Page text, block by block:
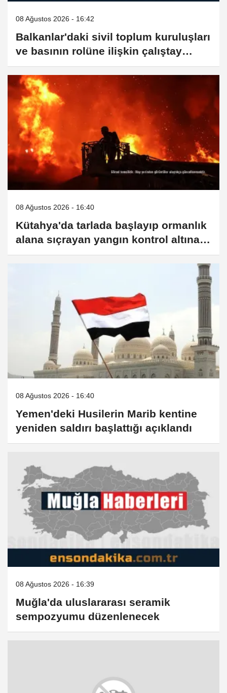
08 Ağustos 2026 - 16:42
Balkanlar'daki sivil toplum kuruluşları
ve basının rolüne ilişkin çalıştay
düzenlendi
08 Ağustos 2026 - 16:40
Kütahya'da tarlada başlayıp ormanlık
alana sıçrayan yangın kontrol altına
alındı
08 Ağustos 2026 - 16:40
Yemen'deki Husilerin Marib kentine
yeniden saldırı başlattığı açıklandı
08 Ağustos 2026 - 16:39
Muğla'da uluslararası seramik
sempozyumu düzenlenecek